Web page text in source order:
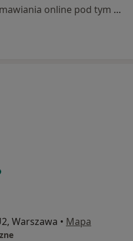
Specjalista nie oferuje umawiania online pod tym adresem.
Warszawa • Mapa